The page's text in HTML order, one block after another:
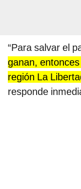
“Para salvar el
ganan,
región La
responde